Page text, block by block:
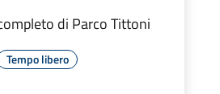
di Parco Tittoni
Tempo libero